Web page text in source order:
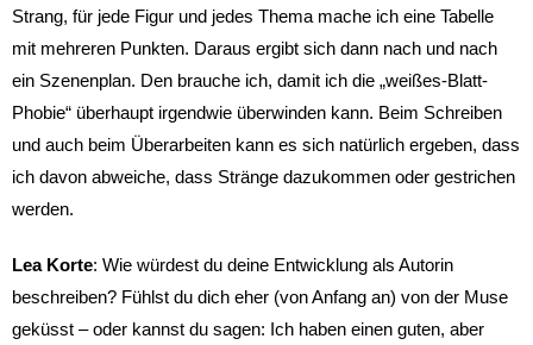
Strang, für jede Figur und jedes Thema mache ich eine Tabelle
mit mehreren Punkten. Daraus ergibt sich dann nach und nach
ein Szenenplan. Den brauche ich, damit ich die „weißes-Blatt-
Phobie“ überhaupt irgendwie überwinden kann. Beim Schreiben
und auch beim Überarbeiten kann es sich natürlich ergeben, dass
ich davon abweiche, dass Stränge dazukommen oder gestrichen
werden.
Lea Korte: Wie würdest du deine Entwicklung als Autorin
beschreiben? Fühlst du dich eher (von Anfang an) von der Muse
geküsst – oder kannst du sagen: Ich haben einen guten, aber